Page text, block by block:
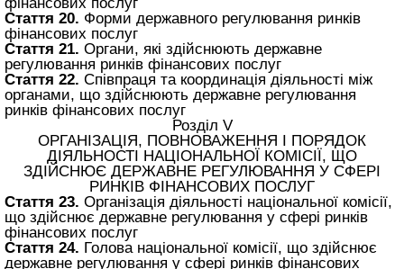
Стаття 20. Форми державного регулювання ринків
фінансових послуг
Стаття 21. Органи, які здійснюють державне
регулювання ринків фінансових послуг
Стаття 22. Співпраця та координація діяльності між
органами, що здійснюють державне регулювання
ринків фінансових послуг
Розділ V
ОРГАНІЗАЦІЯ, ПОВНОВАЖЕННЯ І ПОРЯДОК
ДІЯЛЬНОСТІ НАЦІОНАЛЬНОЇ КОМІСІЇ, ЩО
ЗДІЙСНЮЄ ДЕРЖАВНЕ РЕГУЛЮВАННЯ У СФЕРІ
РИНКІВ ФІНАНСОВИХ ПОСЛУГ
Стаття 23. Організація діяльності національної комісії,
що здійснює державне регулювання у сфері ринків
фінансових послуг
Стаття 24. Голова національної комісії, що здійснює
державне регулювання у сфері ринків фінансових